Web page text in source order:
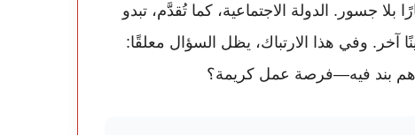
بلا جسور. الدولة الاجتماعية، كما تُقدَّم، تبدو
آخر. وفي هذا الارتباك، يظل السؤال معلقًا:
بند فيه—فرصة عمل كريمة؟